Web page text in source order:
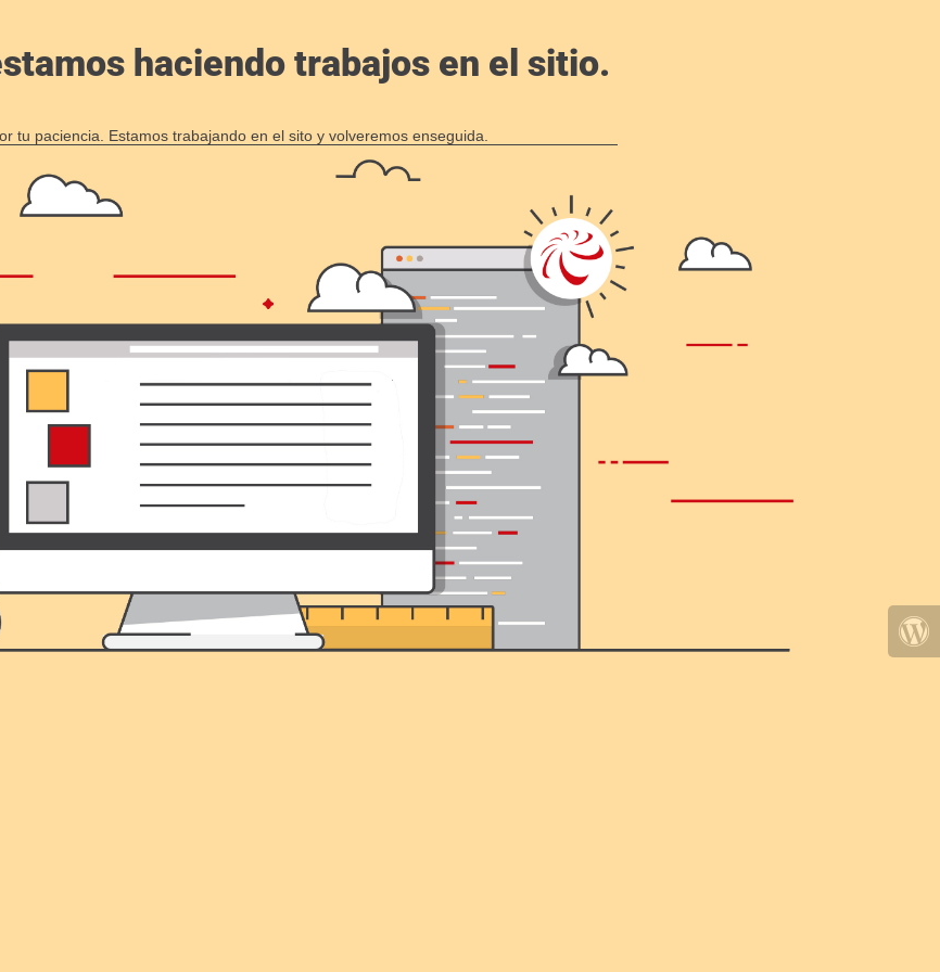
haciendo trabajos en el sitio.
tu paciencia. Estamos trabajando en el sito y volveremos enseguida.